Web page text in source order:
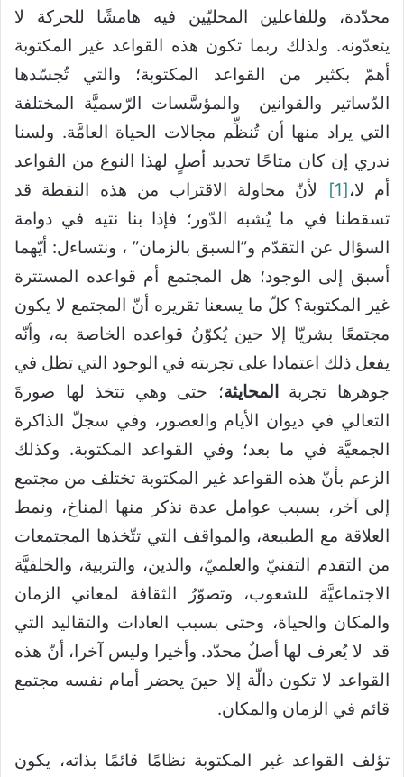
محدّدة، وللفاعلين المحليّين فيه هامشًا للحركة لا
يتعدّونه. ولذلك ربما تكون هذه القواعد غير المكتوبة
أهمّ بكثير من القواعد المكتوبة؛ والتي تُجسّدها
الدّساتير والقوانين والمؤسَّسات الرّسميَّة المختلفة
التي يراد منها أن تُنظِّم مجالات الحياة العامَّة. ولسنا
ندري إن كان متاحًا تحديد أصلٍ لهذا النوع من القواعد
أم لا،[1]
لأنّ محاولة الاقتراب من هذه النقطة قد
تسقطنا في ما يُشبه الدّور؛ فإذا بنا نتيه في دوامة
السؤال عن التقدّم و”السبق بالزمان” ، ونتساءل: أيّهما
أسبق إلى الوجود؛ هل المجتمع أم قواعده المستترة
غير المكتوبة؟ كلّ ما يسعنا تقريره أنّ المجتمع لا يكون
مجتمعًا بشريّا إلا حين يُكوّنُ قواعده الخاصة به، وأنّه
يفعل ذلك اعتمادا على تجربته في الوجود التي تظل في
جوهرها تجربة
المحايثة؛ حتى وهي تتخذ لها صورةَ
التعالي في ديوان الأيام والعصور، وفي سجلّ الذاكرة
الجمعيَّة في ما بعد؛ وفي القواعد المكتوبة. وكذلك
الزعم بأنّ هذه القواعد غير المكتوبة تختلف من مجتمع
إلى آخر، بسبب عوامل عدة نذكر منها المناخ، ونمط
العلاقة مع الطبيعة، والمواقف التي تتّخذها المجتمعات
من التقدم التقنيّ والعلميّ، والدين، والتربية، والخلفيَّة
الاجتماعيَّة للشعوب، وتصوّرُ الثقافة لمعاني الزمان
والمكان والحياة، وحتى بسبب العادات والتقاليد التي
قد لا يُعرف لها أصلٌ محدّد. وأخيرا وليس آخرا، أنّ هذه
القواعد لا تكون دالّة إلا حينَ يحضر أمام نفسه مجتمع
قائم في الزمان والمكان.
تؤلف القواعد غير المكتوبة نظامًا قائمًا بذاته، يكون